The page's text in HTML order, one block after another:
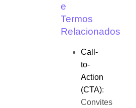
e
Termos
Relacionados
Call-
to-
Action
(CTA):
Convites